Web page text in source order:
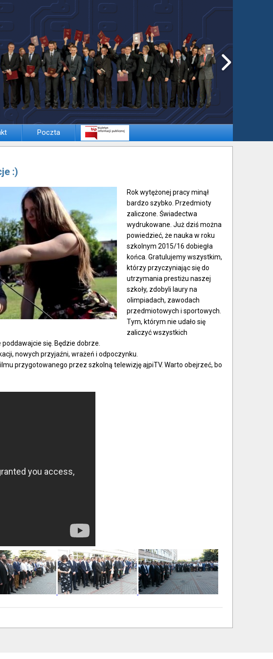
Poczta
:)
Rok wytężonej pracy minął
bardzo szybko. Przedmioty
zaliczone. Świadectwa
wydrukowane. Już dziś można
powiedzieć, że nauka w roku
szkolnym 2015/16 dobiegła
końca. Gratulujemy wszystkim,
którzy przyczyniając się do
utrzymania prestiżu naszej
szkoły, zdobyli laury na
olimpiadach, zawodach
przedmiotowych i sportowych.
Tym, którym nie udało się
zaliczyć wszystkich
się. Będzie dobrze.
nowych przyjaźni, wrażeń i odpoczynku.
przygotowanego przez szkolną telewizję ajpiTV. Warto obejrzeć, bo